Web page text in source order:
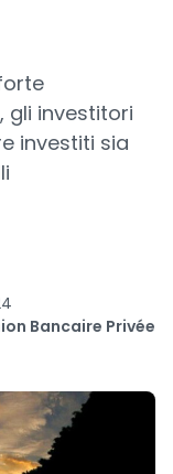
gli investitori
investiti sia
Bancaire Privée